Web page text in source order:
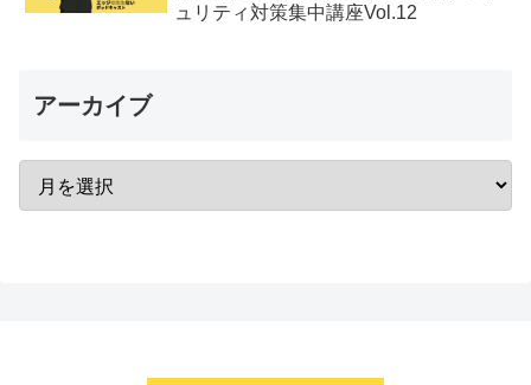
ュリティ対策集中講座Vol.12
アーカイブ